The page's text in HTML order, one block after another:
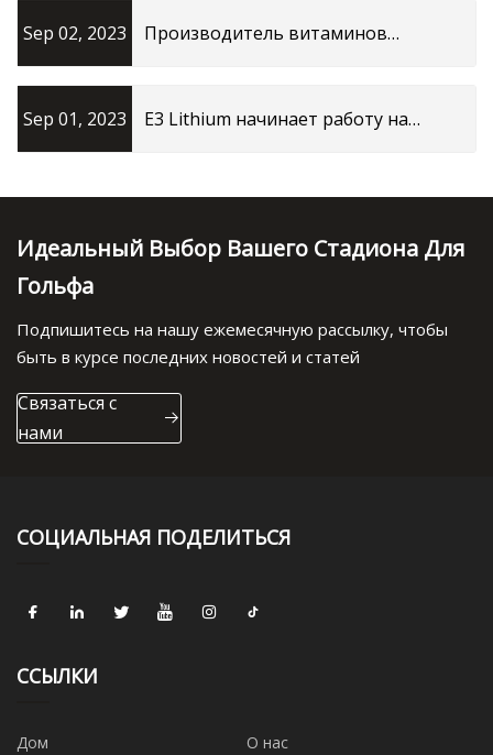
Sep 02, 2023
Производитель витаминов
Sep 01, 2023
E3 Lithium начинает работу на
Идеальный Выбор Вашего Стадиона Для
Гольфа
Подпишитесь на нашу ежемесячную рассылку, чтобы
быть в курсе последних новостей и статей
Связаться с
нами
СОЦИАЛЬНАЯ ПОДЕЛИТЬСЯ
ССЫЛКИ
Дом
О нас